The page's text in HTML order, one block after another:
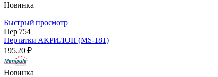
Новинка
Быстрый просмотр
Пер 754
Перчатки АКРИЛОН (MS-181)
195.20 ₽
Новинка